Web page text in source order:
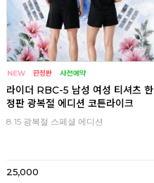
라이더 RBC-5 남성 여성 티셔츠 한
정판 광복절 에디션 코튼라이크
8.15 광복절 스페셜 에디션
25,000